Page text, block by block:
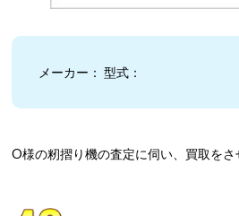
メーカー： 型式：
O様の籾摺り機の査定に伺い、買取をさ